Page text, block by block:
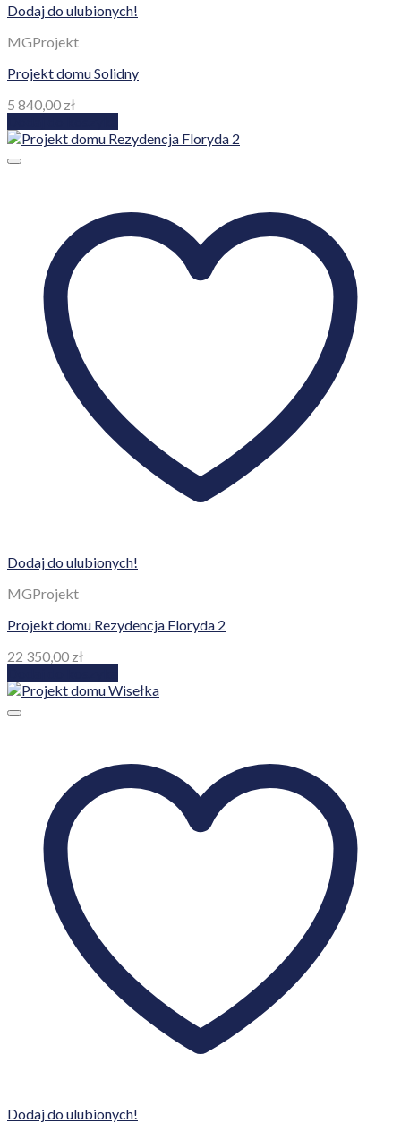
Dodaj do ulubionych!
MGProjekt
Projekt domu Solidny
5 840,00 zł
Dodaj do ulubionych!
MGProjekt
Projekt domu Rezydencja Floryda 2
22 350,00 zł
Dodaj do ulubionych!